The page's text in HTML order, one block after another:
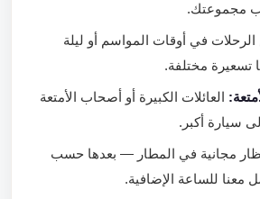
مجموعتك.
في أوقات المواسم أو ليلة
تسعيرة مختلفة.
العائلات الكبيرة أو أصحاب الأمتعة
سيارة أكبر.
مجانية في المطار — بعدها حسب
معنا للساعة الإضافية.